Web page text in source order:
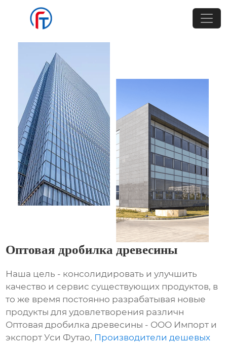
Оптовая дробилка древесины
Наша цель - консолидировать и улучшить
качество и сервис существующих продуктов, в
то же время постоянно разрабатывая новые
продукты для удовлетворения различн
Оптовая дробилка древесины - ООО Импорт и
экспорт Уси Футао, Производители дешевых